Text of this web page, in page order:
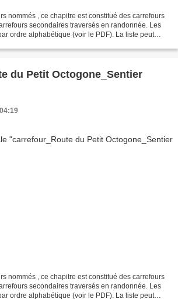
nommés , ce chapitre est constitué des carrefours
secondaires traversés en randonnée. Les
ordre alphabétique (voir le PDF). La liste peut
du Petit Octogone_Sentier
nommés , ce chapitre est constitué des carrefours
secondaires traversés en randonnée. Les
ordre alphabétique (voir le PDF). La liste peut